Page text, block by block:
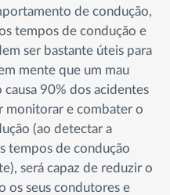
de condução,
tempos de condução e
ser bastante úteis para
mente que um mau
90% dos acidentes
monitorar e combater o
(ao detectar a
tempos de condução
será capaz de reduzir o
os seus condutores e